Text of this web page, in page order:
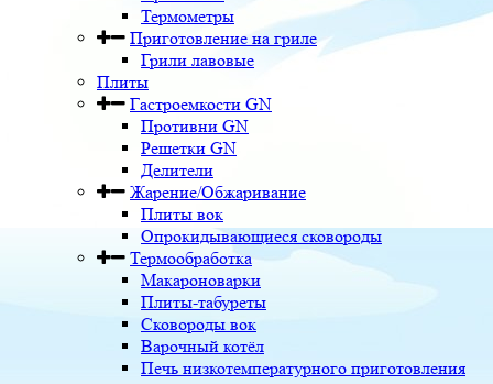
Термометры
Приготовление на гриле
Грили лавовые
Плиты
Гастроемкости GN
Противни GN
Решетки GN
Делители
Жарение/Обжаривание
Плиты вок
Опрокидывающиеся сковороды
Термообработка
Макароноварки
Плиты-табуреты
Сковороды вок
Варочный котёл
Печь низкотемпературного приготовления